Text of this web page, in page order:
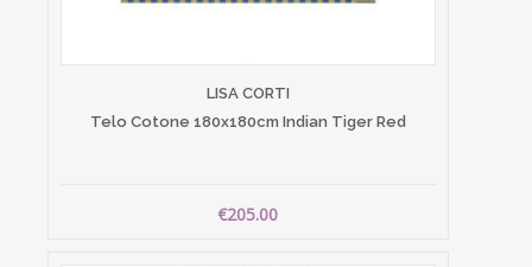
LISA CORTI
Telo Cotone 180x180cm Indian Tiger Red
€205.00